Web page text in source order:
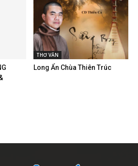
THƠ VĂN
Long Ẩn Chùa Thiên Trúc